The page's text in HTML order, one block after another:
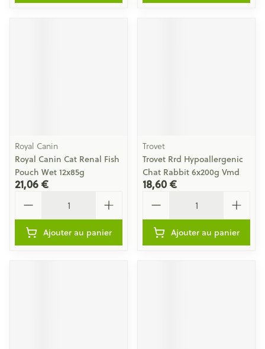
Royal Canin
Royal Canin Cat Renal Fish
Pouch Wet 12x85g
21,06 €
Ajouter au panier
Trovet
Trovet Rrd Hypoallergenic
Chat Rabbit 6x200g Vmd
18,60 €
Ajouter au panier